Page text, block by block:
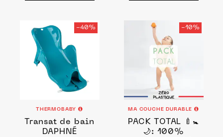
-40%
THERMOBABY
Transat de bain
DAPHNÉ
-10%
MA COUCHE DURABLE
PACK TOTAL 🍼🚼
🌙: 100%